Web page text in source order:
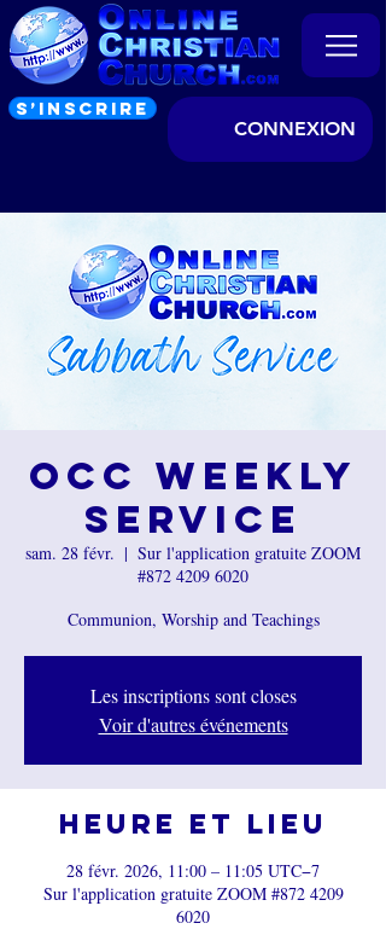
S’INSCRIRE
CONNEXION
OCC Weekly
Service
sam. 28 févr.
  |
Sur l'application gratuite ZOOM
#872 4209 6020
Communion, Worship and Teachings
Les inscriptions sont closes
Voir d'autres événements
Heure et lieu
28 févr. 2026, 11:00 – 11:05 UTC−7
Sur l'application gratuite ZOOM #872 4209
6020